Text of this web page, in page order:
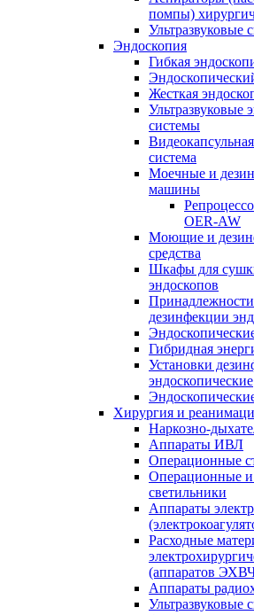
помпы)
Ультразвуковые
Эндоскопия
Гибкая
Жесткая
Ультразвуковые
системы
система
Моечные и
машины
OER-AW
Моющие и
средства
Шкафы для
эндоскопов
дезинфекции
Гибридная
Установки
эндоскопические
Хирургия и
Наркозно-
Аппараты ИВЛ
Операционные
Операционные и
светильники
Аппараты
Расходные
(аппаратов
Аппараты
Ультразвуковые